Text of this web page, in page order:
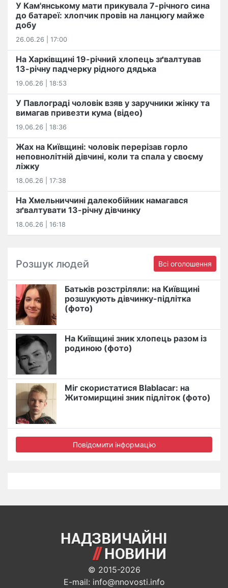
У Кам'янському мати прикувала 7-річного сина
до батареї: хлопчик провів на ланцюгу майже
добу
26.06.26 | 17:00
На Харківщині 19-річний хлопець​ ️зґвалтував
13-річну падчерку рідного дядька
19.06.26 | 18:53
У Павлограді чоловік взяв у заручники жінку та
вимагав привезти кума (відео)
19.06.26 | 18:36
Жах на Київщині: чоловік перерізав горло
неповнолітній дівчині, коли та спала у своєму
ліжку
18.06.26 | 17:38
На Хмельниччині далекобійник намагався
зґвалтувати 13-річну дівчинку
18.06.26 | 16:18
Розшук людей Всі оголошення
Батьків розстріляли: на Київщині
розшукують дівчинку-підлітка
(фото)
На Київщині зник хлопець разом із
родиною (фото)
Міг скористатися Blablacar: на
Житомирщині зник підліток (фото)
Повідомити інформацію
© 2015-2026
E-mail: info@nnovosti.info